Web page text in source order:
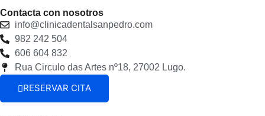
Contacta con nosotros
info@clinicadentalsanpedro.com
982 242 504
606 604 832
Rua Circulo das Artes nº18, 27002 Lugo.
RESERVAR CITA